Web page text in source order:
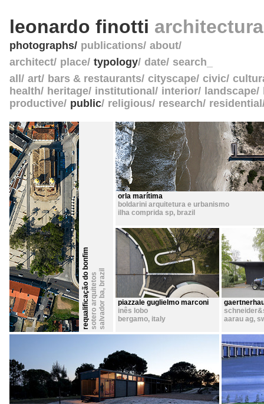
leonardo finotti
photographs publications about
architect place typology date search_
all
art bars & restaurants cityscape civic
health
heritage institutional interior landscape
productive public religious research residential
requalificação do bonfimsotero arquitetossalvador ba
,
brazil
orla marítima
boldarini arquitetura e urbanismo
ilha comprida sp, brazil
piazzale guglielmo marconi
inês lobo
bergamo, italy
aarau ag,